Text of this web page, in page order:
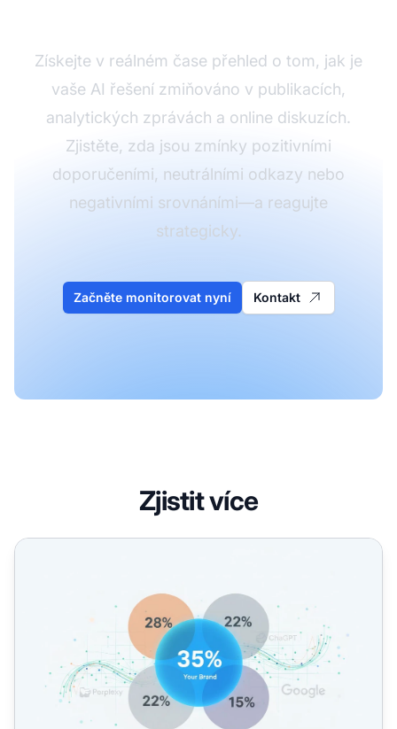
Získejte v reálném čase přehled o tom, jak je
vaše AI řešení zmiňováno v publikacích,
analytických zprávách a online diskuzích.
Zjistěte, zda jsou zmínky pozitivními
doporučeními, neutrálními odkazy nebo
negativními srovnáními—a reagujte
strategicky.
Začněte monitorovat nyní Kontakt
Zjistit více
Analýza podílu citací